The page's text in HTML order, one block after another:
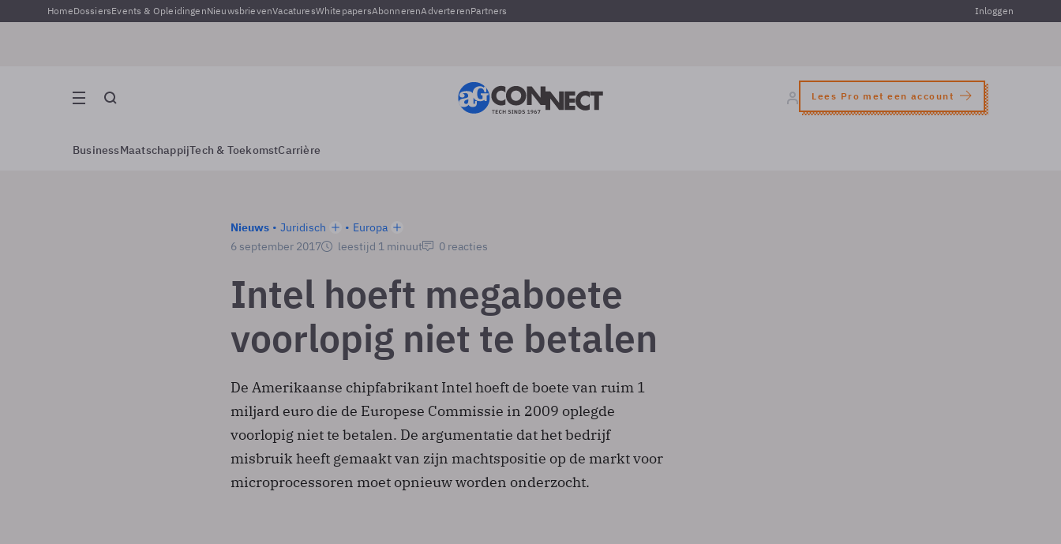
HomeDossiersEvents & OpleidingenNieuwsbrievenVacaturesWhitepapersAbonnerenAdverterenPartners Inloggen
Lees Pro met een account
BusinessMaatschappijTech & ToekomstCarrière
Nieuws Juridisch
Europa
6 september 2017
leestijd 1 minuut 0 reacties
Intel hoeft megaboete
voorlopig niet te betalen
De Amerikaanse chipfabrikant Intel hoeft de boete van ruim 1
miljard euro die de Europese Commissie in 2009 oplegde
voorlopig niet te betalen. De argumentatie dat het bedrijf
misbruik heeft gemaakt van zijn machtspositie op de markt voor
microprocessoren moet opnieuw worden onderzocht.